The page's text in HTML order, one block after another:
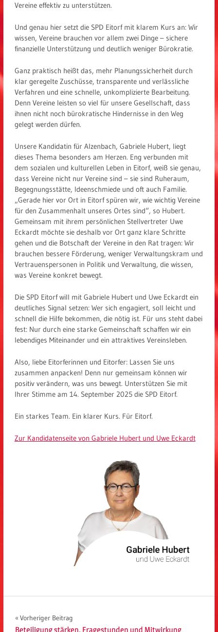
Vereine effektiv zu unterstützen.
Und genau hier setzt die SPD Eitorf mit klarem Kurs an: Wir
wissen, Vereine brauchen vor allem zwei Dinge – sichere
finanzielle Unterstützung und deutlich weniger Bürokratie.
Ganz praktisch heißt das, mehr Planungssicherheit durch
klar geregelte Zuschüsse, transparente und verlässliche
Verfahren und eine schnelle, unkomplizierte Bearbeitung.
Denn Vereine leisten so viel für unsere Gesellschaft, dass
ihnen nicht noch bürokratische Hindernisse in den Weg
gelegt werden dürfen.
Unsere Kandidatin für Alzenbach, Gabriele Hubert, liegt
dieses Thema besonders am Herzen. Eng verbunden mit
dem sozialen und kulturellen Leben in Eitorf, weiß sie genau,
dass Vereine nicht nur Vereine sind – sie sind Ruheraum,
Begegnungsstätte, Ideenschmiede und oft auch Familie.
„Gerade hier vor Ort in Eitorf spüren wir, wie wichtig Vereine
für den Zusammenhalt unseres Ortes sind“, so Hubert.
Gemeinsam mit ihrem persönlichen Stellvertreter Uwe
Eckardt möchte sie deshalb vor Ort ganz klare Schritte
gehen und die Botschaft der Vereine in den Rat tragen: Wir
brauchen bessere Förderung, weniger Verwaltungskram und
Vertrauenspersonen in Politik und Verwaltung, die wissen,
was Vereine konkret bewegt.
Die SPD Eitorf will mit Gabriele Hubert und Uwe Eckardt ein
deutliches Signal setzen: Wer sich engagiert, soll leicht und
schnell die Hilfe bekommen, die nötig ist. Für uns steht dabei
fest: Nur durch eine starke Gemeinschaft schaffen wir ein
lebendiges Miteinander und ein attraktives Vereinsleben.
Also, liebe Eitorferinnen und Eitorfer: Lassen Sie uns
zusammen anpacken! Denn nur gemeinsam können wir
positiv verändern, was uns bewegt. Unterstützen Sie mit
Ihrer Stimme am 14. September 2025 die SPD Eitorf.
Ein starkes Team. Ein klarer Kurs. Für Eitorf.
Zur Kandidatenseite von Gabriele Hubert und Uwe Eckardt
Beitragsnavigation
Vorheriger Beitrag
Beteiligung stärken. Fragestunden und Mitwirkung